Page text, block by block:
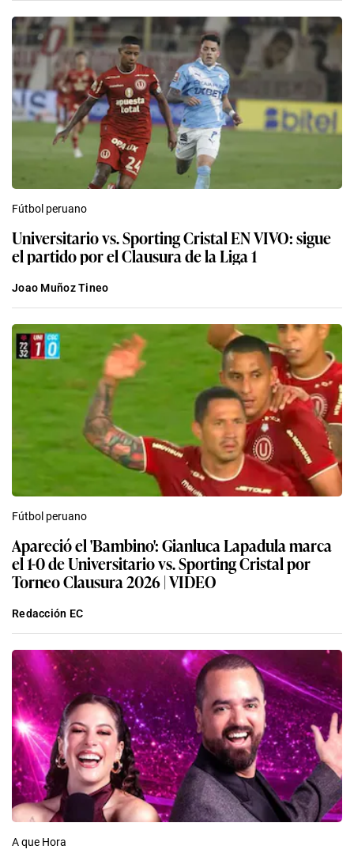
Fútbol peruano
Universitario vs. Sporting Cristal EN VIVO: sigue
el partido por el Clausura de la Liga 1
Joao Muñoz Tineo
Fútbol peruano
Apareció el 'Bambino': Gianluca Lapadula marca
el 1-0 de Universitario vs. Sporting Cristal por
Torneo Clausura 2026 | VIDEO
Redacción EC
A que Hora